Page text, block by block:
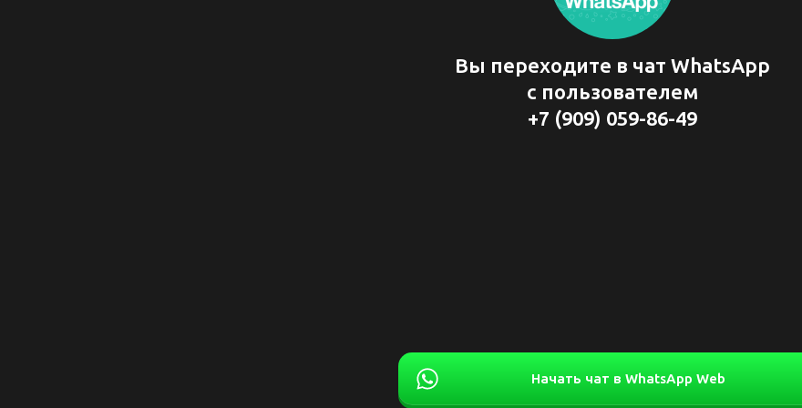
Вы переходите в чат WhatsApp
с пользователем
+7 (909) 059-86-49
Начать чат в WhatsApp Web